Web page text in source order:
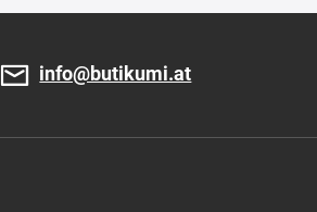
info@butikumi.at